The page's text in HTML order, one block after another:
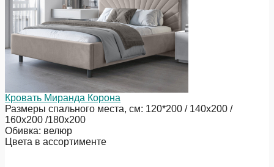
Кровать Миранда Корона
Размеры спального места, см: 120*200 / 140х200 /
160х200 /180х200
Обивка: велюр
Цвета в ассортименте